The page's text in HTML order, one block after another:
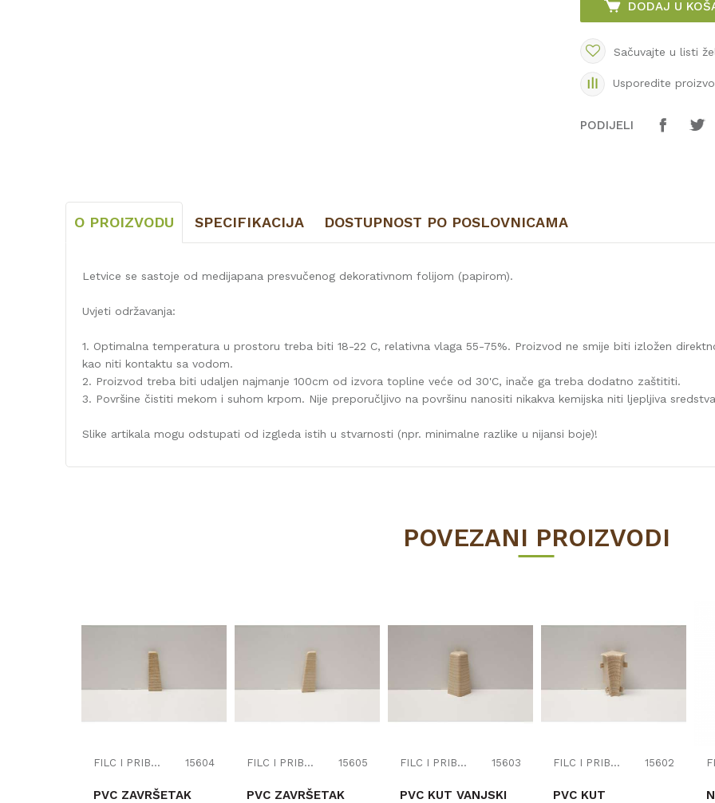
DODAJ U
Sačuvajte u listi
Usporedite
PODIJELI
O PROIZVODU SPECIFIKACIJA DOSTUPNOST PO POSLOVNICAMA
Letvice se sastoje od medijapana presvučenog dekorativnom folijom (papirom).
Uvjeti održavanja:
1. Optimalna temperatura u prostoru treba biti 18-22 C, relativna vlaga 55-75%. Proizvod ne smije biti izložen
kao niti kontaktu sa vodom.
2. Proizvod treba biti udaljen najmanje 100cm od izvora topline veće od 30'C, inače ga treba dodatno zaštititi.
3. Površine čistiti mekom i suhom krpom. Nije preporučljivo na površinu nanositi nikakva kemijska niti ljepljiva
Slike artikala mogu odstupati od izgleda istih u stvarnosti (npr. minimalne razlike u nijansi boje)!
60
Širina (mm)
15
Naziv proizvođača
POVEZANI PROIZVODI
FILC I PRIBOR 15604
PVC ZAVRŠETAK
FILC I PRIBOR 15605
PVC ZAVRŠETAK
FILC I PRIBOR 15603
PVC KUT VANJSKI
FILC I PRIBOR 15602
PVC KUT